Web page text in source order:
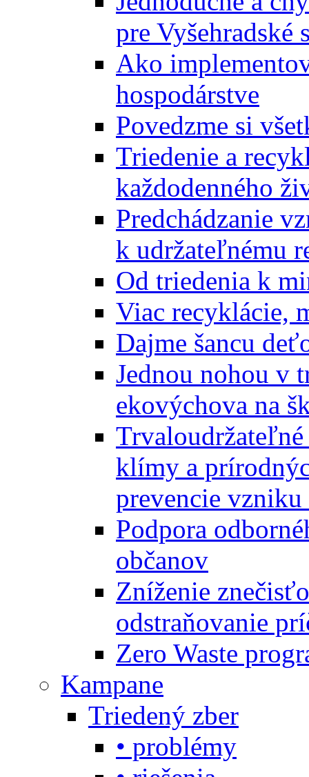
pre Vyšehradské
Ako
hospodárstve
Povedzme si
Triedenie a
každodenného
Predchádzanie
k udržateľnému
Od triedenia k
Viac recyklácie,
Dajme šancu
Jednou nohou v
ekovýchova na
klímy a
prevencie vzniku
Podpora
občanov
Zníženie
odstraňovanie
Zero Waste
Kampane
Triedený zber
• problémy